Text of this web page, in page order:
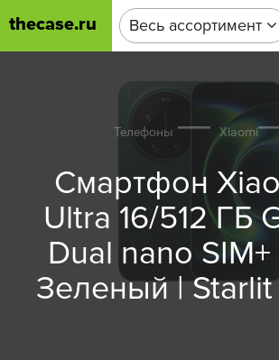
thecase.ru Весь ассортимент
Телефоны Xiaomi
Смартфон
Ultra 16/512 ГБ
Dual nano SIM+
Зеленый | Starlit